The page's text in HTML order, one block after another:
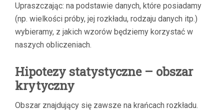
Upraszczając: na podstawie danych, które posiadamy
(np. wielkości próby, jej rozkładu, rodzaju danych itp.)
wybieramy, z jakich wzorów będziemy korzystać w
naszych obliczeniach.
Hipotezy statystyczne – obszar
krytyczny
Obszar znajdujący się zawsze na krańcach rozkładu.